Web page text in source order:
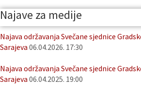
Najave za medije
Najava održavanja Svečane sjednice
Sarajeva 06.04.2026. 17:30
Najava održavanja Svečane sjednice
Sarajeva 06.04.2025. 19:00